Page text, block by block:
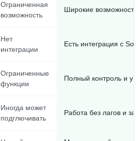
Ограниченная
возможность
Широкие
Нет
интеграции
Есть интеграция с
Ограниченные
функции
Полный контроль и
Иногда может
подглючивать
Работа без лагов и